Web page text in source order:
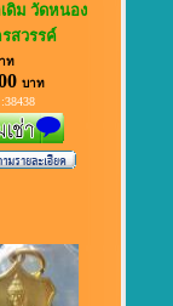
ดิม วัดหนอง
สวรรค์
ท
บาท